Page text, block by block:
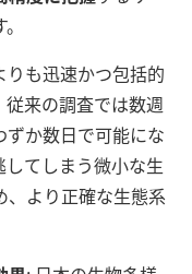
りも迅速かつ包括的
来の調査では数週
か数日で可能にな
てしまう微小な生
、より正確な生態系